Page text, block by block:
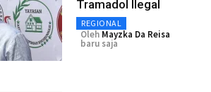
Tramadol Ilegal
REGIONAL
Oleh Mayzka Da Reisa
baru saja